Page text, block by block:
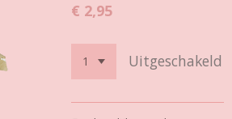
€ 2,95
Uitgeschakeld